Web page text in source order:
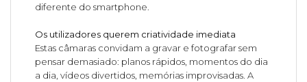
diferente do smartphone.
Os utilizadores querem criatividade imediata
Estas câmaras convidam a gravar e fotografar sem
pensar demasiado: planos rápidos, momentos do dia
a dia, vídeos divertidos, memórias improvisadas. A